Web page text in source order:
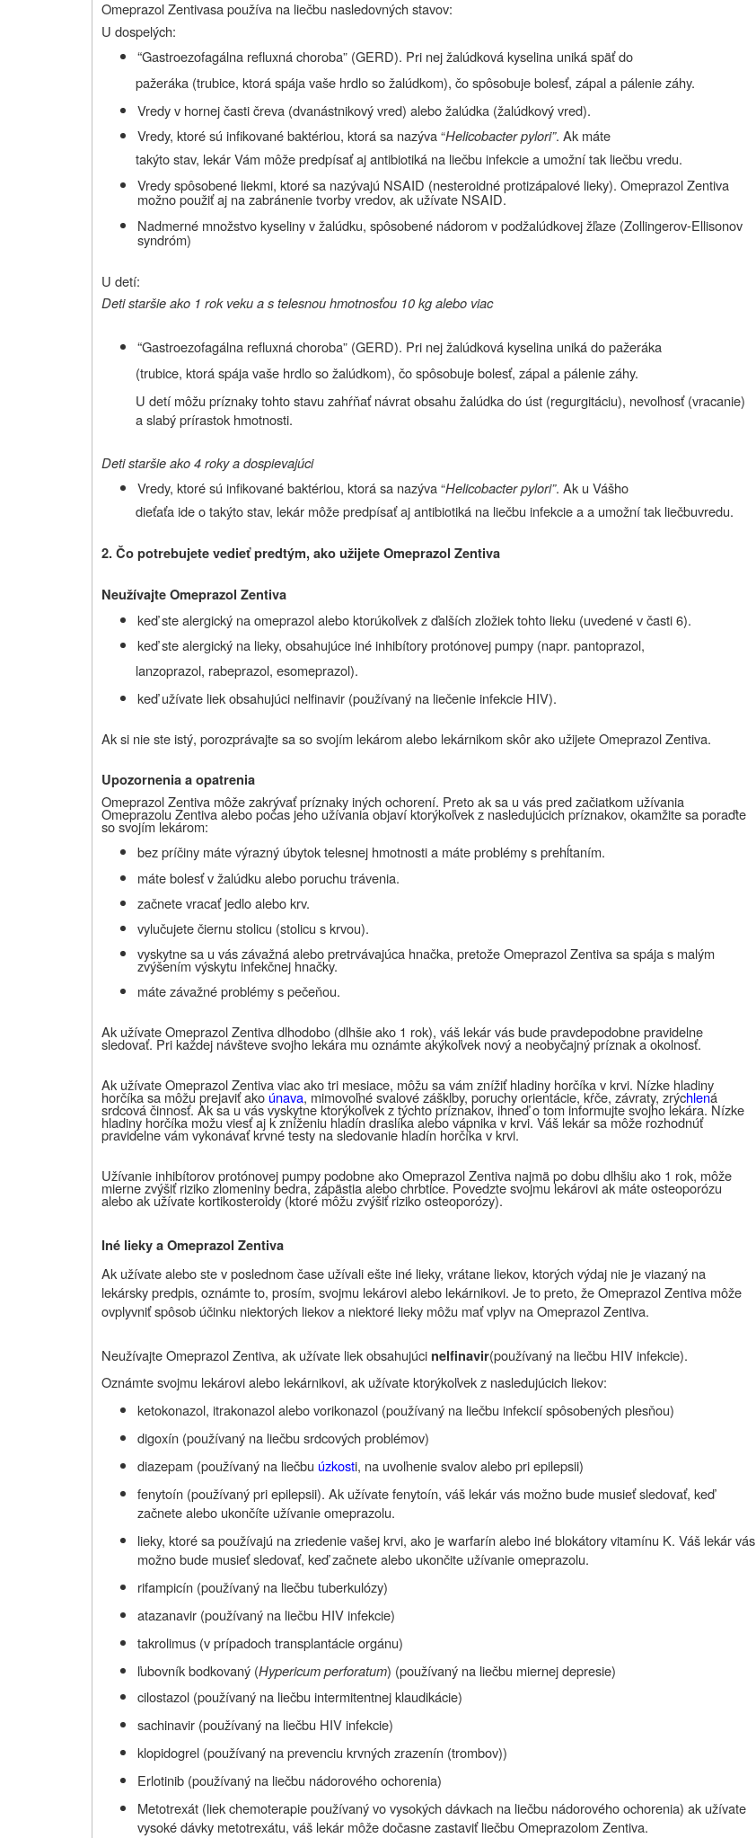
OmeprazolZentivasa používa na liečbu nasledovných stavov:
U dospelých:
“Gastroezofagálna refluxná choroba” (GERD). Pri nej žalúdková kyselina uniká späť do
pažeráka (trubice, ktorá spája vaše hrdlo so žalúdkom), čo spôsobuje bolesť, zápal a pálenie záhy.
Vredy v hornej časti čreva (dvanástnikový vred) alebo žalúdka (žalúdkový vred).
Vredy, ktoré sú infikované baktériou, ktorá sa nazýva “Helicobacter pylori”. Ak máte
takýto stav, lekár Vám môže predpísať aj antibiotiká na liečbu infekcie a umožní tak liečbu vredu.
Vredy spôsobené liekmi, ktoré sa nazývajú NSAID (nesteroidné protizápalové lieky). OmeprazolZentiva
možno použiť aj na zabránenie tvorby vredov, ak užívate NSAID.
Nadmerné množstvo kyseliny v žalúdku, spôsobené nádorom v podžalúdkovej žľaze (Zollingerov-Ellisonov
syndróm)
U detí:
Deti staršie ako 1 rok veku a s telesnou hmotnosťou 10 kg alebo viac
“Gastroezofagálna refluxná choroba” (GERD). Pri nej žalúdková kyselina uniká do pažeráka
(trubice, ktorá spája vaše hrdlo so žalúdkom), čo spôsobuje bolesť, zápal a pálenie záhy.
U detí môžu príznaky tohto stavu zahŕňať návrat obsahu žalúdka do úst (regurgitáciu), nevoľnosť (vracanie)
a slabý prírastok hmotnosti.
Deti staršie ako 4 roky a dospievajúci
Vredy, ktoré sú infikované baktériou, ktorá sa nazýva “Helicobacter pylori”. Ak u Vášho
dieťaťa ide o takýto stav, lekár môže predpísať aj antibiotiká na liečbu infekcie a a umožní tak liečbuvredu.
2. Čo potrebujete vedieť predtým, ako užijete Omeprazol Zentiva
Neužívajte Omeprazol Zentiva
keď ste alergický na omeprazol alebo ktorúkoľvek z ďalších zložiek tohto lieku (uvedené v časti 6).
keď ste alergický na lieky, obsahujúce iné inhibítory protónovej pumpy (napr. pantoprazol,
lanzoprazol, rabeprazol, esomeprazol).
keď užívate liek obsahujúci nelfinavir (používaný na liečenie infekcie HIV).
Ak si nie ste istý, porozprávajte sa so svojím lekárom alebo lekárnikom skôr ako užijete Omeprazol Zentiva.
Upozornenia a opatrenia
Omeprazol Zentiva môže zakrývať príznaky iných ochorení. Preto ak sa u vás pred začiatkom užívania
Omeprazolu Zentiva alebo počas jeho užívania objaví ktorýkoľvek z nasledujúcich príznakov, okamžite sa poraďte
so svojím lekárom:
bez príčiny máte výrazný úbytok telesnej hmotnostia máte problémy s prehĺtaním.
máte bolesť v žalúdku alebo poruchu trávenia.
začnete vracať jedlo alebo krv.
vylučujete čiernu stolicu (stolicu s krvou).
vyskytne sa u vás závažná alebo pretrvávajúca hnačka, pretože Omeprazol Zentiva sa spája s malým
zvýšením výskytu infekčnej hnačky.
máte závažné problémy s pečeňou.
Ak užívate Omeprazol Zentiva dlhodobo (dlhšie ako 1 rok), váš lekár vás bude pravdepodobne pravidelne
sledovať. Pri každej návšteve svojho lekára mu oznámte akýkoľvek nový a neobyčajný príznak a okolnosť.
Ak užívate Omeprazol Zentiva viac ako tri mesiace, môžu sa vám znížiť hladiny horčíka v krvi. Nízke hladiny
horčíka sa môžu prejaviť ako únava, mimovoľné svalové zášklby, poruchy orientácie, kŕče, závraty, zrýchlená
srdcová činnosť. Ak sa u vás vyskytne ktorýkoľvek z týchto príznakov, ihneď o tom informujte svojho lekára. Nízke
hladiny horčíka možu viesť aj k zníženiu hladín draslíka alebo vápnika v krvi. Váš lekár sa môže rozhodnúť
pravidelne vám vykonávať krvné testy na sledovanie hladín horčíka v krvi.
Užívanie inhibítorov protónovej pumpy podobne ako Omeprazol Zentiva najmä po dobu dlhšiu ako 1 rok, môže
mierne zvýšiť riziko zlomeniny bedra, zápästia alebo chrbtice. Povedzte svojmu lekárovi ak máte osteoporózu
alebo ak užívate kortikosteroidy (ktoré môžu zvýšiť riziko osteoporózy).
Iné lieky a Omeprazol Zentiva
Ak užívate alebo ste v poslednom čase užívali ešte iné lieky, vrátane liekov, ktorých výdaj nie je viazaný na
lekársky predpis, oznámte to, prosím, svojmu lekárovi alebo lekárnikovi. Je to preto, že Omeprazol Zentiva môže
ovplyvniť spôsob účinku niektorých liekov a niektoré lieky môžu mať vplyv na Omeprazol Zentiva.
Neužívajte Omeprazol Zentiva, ak užívate liek obsahujúci nelfinavir(používaný na liečbu HIV infekcie).
Oznámte svojmu lekárovi alebo lekárnikovi, ak užívate ktorýkoľvek z nasledujúcich liekov:
ketokonazol, itrakonazol alebo vorikonazol (používaný na liečbu infekcií spôsobených plesňou)
digoxín (používaný na liečbu srdcových problémov)
diazepam (používaný na liečbu úzkosti, na uvoľnenie svalov alebo pri epilepsii)
fenytoín (používaný pri epilepsii). Ak užívate fenytoín, váš lekár vás možno bude musieť sledovať, keď
začnete alebo ukončíte užívanie omeprazolu.
lieky, ktoré sa používajú na zriedenie vašej krvi, ako je warfarín alebo iné blokátory vitamínu K. Váš lekár vás
možno bude musieť sledovať, keď začnete alebo ukončite užívanie omeprazolu.
rifampicín (používaný na liečbu tuberkulózy)
atazanavir (používaný na liečbu HIV infekcie)
takrolimus (v prípadoch transplantácie orgánu)
ľubovník bodkovaný (Hypericum perforatum) (používaný na liečbu miernej depresie)
cilostazol (používaný na liečbu intermitentnej klaudikácie)
sachinavir (používaný na liečbu HIV infekcie)
klopidogrel (používaný na prevenciu krvných zrazenín (trombov))
Erlotinib (používaný na liečbu nádorového ochorenia)
Metotrexát (liek chemoterapie používaný vo vysokých dávkach na liečbu nádorového ochorenia) ak užívate
vysoké dávky metotrexátu, váš lekár môže dočasne zastaviť liečbu Omeprazolom Zentiva.